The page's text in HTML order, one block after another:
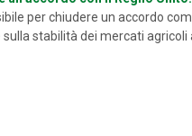
per chiudere un accordo
stabilità dei mercati agricoli